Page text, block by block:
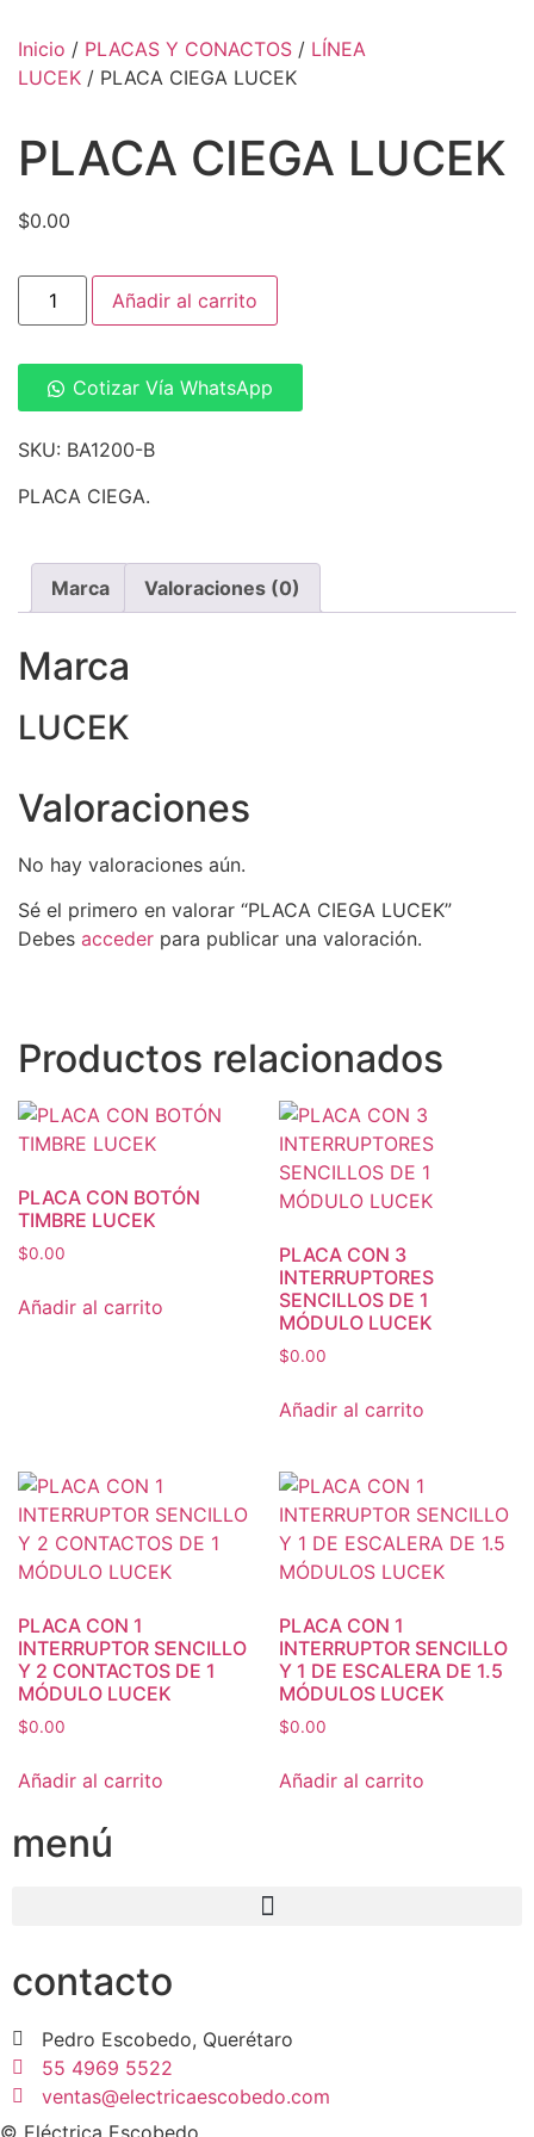
Inicio / PLACAS Y CONACTOS / LÍNEA
LUCEK / PLACA CIEGA LUCEK
PLACA CIEGA LUCEK
$0.00
Añadir al carrito
Cotizar Vía WhatsApp
SKU: BA1200-B
PLACA CIEGA.
Marca Valoraciones (0)
Marca
LUCEK
Valoraciones
No hay valoraciones aún.
Sé el primero en valorar “PLACA CIEGA LUCEK”
Debes acceder para publicar una valoración.
Productos relacionados
PLACA CON BOTÓN
TIMBRE LUCEK
$0.00
Añadir al carrito
PLACA CON 3
INTERRUPTORES
SENCILLOS DE 1
MÓDULO LUCEK
$0.00
Añadir al carrito
PLACA CON 1
INTERRUPTOR SENCILLO
Y 2 CONTACTOS DE 1
MÓDULO LUCEK
$0.00
Añadir al carrito
PLACA CON 1
INTERRUPTOR SENCILLO
Y 1 DE ESCALERA DE 1.5
MÓDULOS LUCEK
$0.00
Añadir al carrito
menú
contacto
Pedro Escobedo, Querétaro
55 4969 5522
ventas@electricaescobedo.com